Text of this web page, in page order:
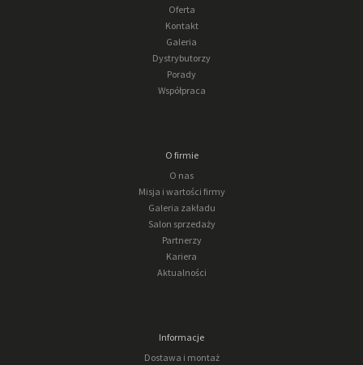
Oferta
Kontakt
Galeria
Dystrybutorzy
Porady
Współpraca
O firmie
O nas
Misja i wartości firmy
Galeria zakładu
Salon sprzedaży
Partnerzy
Kariera
Aktualności
Informacje
Dostawa i montaż